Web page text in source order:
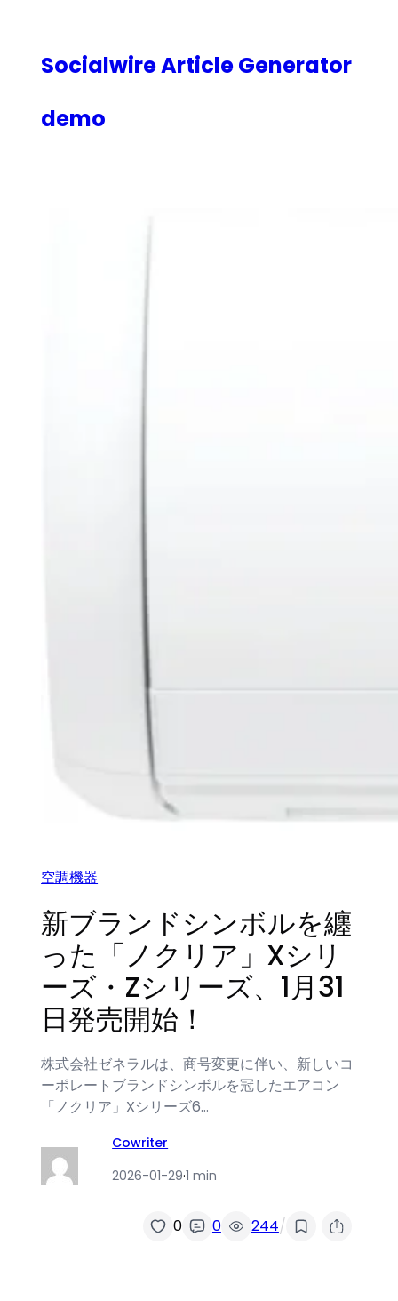
Socialwire Article Generator
demo
空調機器
新ブランドシンボルを纏
った「ノクリア」Xシリ
ーズ・Zシリーズ、1月31
日発売開始！
株式会社ゼネラルは、商号変更に伴い、新しいコ
ーポレートブランドシンボルを冠したエアコン
「ノクリア」Xシリーズ6…
Cowriter
2026-01-29·1 min
0 0 244/